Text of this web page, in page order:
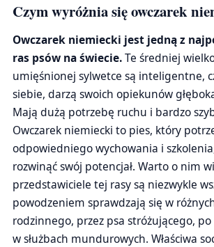
Czym wyróżnia się owczarek
Owczarek niemiecki jest jedną z
ras psów na świecie.Te średniej
umięśnionej sylwetce są inteligentne,
siebie, darzą swoich opiekunów
Mają dużą potrzebę ruchu i bardzo
Owczarek niemiecki to pies, który
odpowiedniego wychowania i
rozwinąć swój potencjał. Warto o nim
przedstawiciele tej rasy są niezwykle
powodzeniem sprawdzają się w
rodzinnego, przez psa stróżującego,
w służbach mundurowych. Właściwa